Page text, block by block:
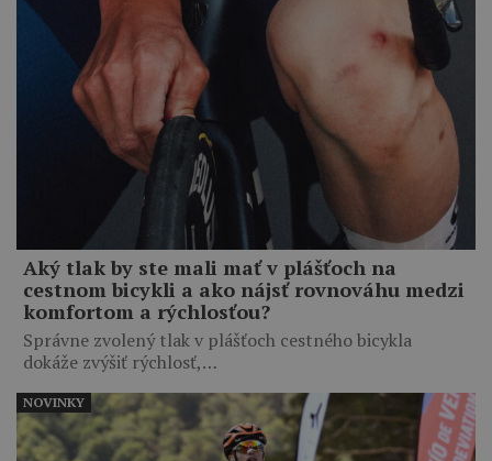
Aký tlak by ste mali mať v plášťoch na
cestnom bicykli a ako nájsť rovnováhu medzi
komfortom a rýchlosťou?
Správne zvolený tlak v plášťoch cestného bicykla
dokáže zvýšiť rýchlosť,…
NOVINKY